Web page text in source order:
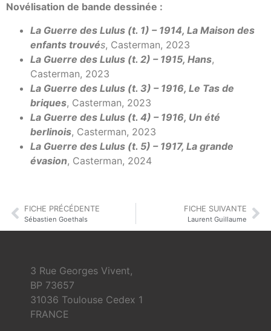
Novélisation de bande dessinée :
La Guerre des Lulus (t. 1) – 1914, La Maison des
enfants trouvés, Casterman, 2023
La Guerre des Lulus (t. 2) – 1915, Hans,
Casterman, 2023
La Guerre des Lulus (t. 3) – 1916, Le Tas de
briques, Casterman, 2023
La Guerre des Lulus (t. 4) – 1916, Un été
berlinois, Casterman, 2023
La Guerre des Lulus (t. 5) – 1917, La grande
évasion, Casterman, 2024
FICHE PRÉCÉDENTE
Sébastien Goethals
FICHE SUIVANTE
Laurent Guillaume
3 Rue Georges Vivent,
BP 73657
31036 Toulouse Cedex 1
FRANCE